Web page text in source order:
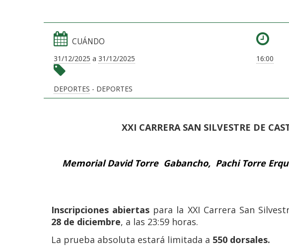
CUÁNDO
31/12/2025 a 31/12/2025 16:00
DEPORTES - DEPORTES
XXI CARRERA SAN SILVESTRE DE
Memorial David Torre Gabancho, Pachi Torre
Inscripciones abiertas para la XXI Carrera San
28 de diciembre, a las 23:59 horas.
La prueba absoluta estará limitada a 550 dorsales.